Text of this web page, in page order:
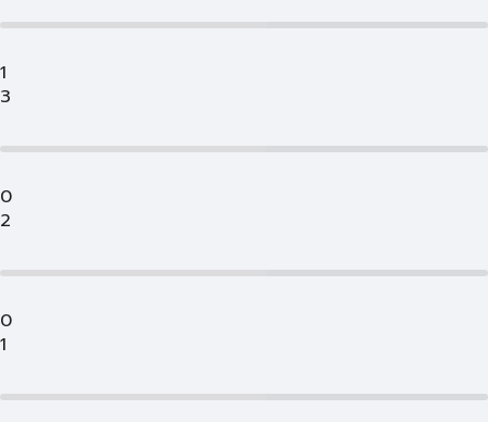
1
3
0
2
0
1